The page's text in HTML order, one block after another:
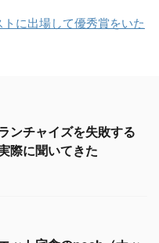
に出場して優秀賞をいた
ンチャイズを失敗する
際に聞いてきた